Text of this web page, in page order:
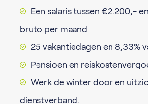
Een salaris tussen €2.200,-
bruto per maand
25 vakantiedagen en 8,33%
Pensioen en
Werk de winter door en
dienstverband.